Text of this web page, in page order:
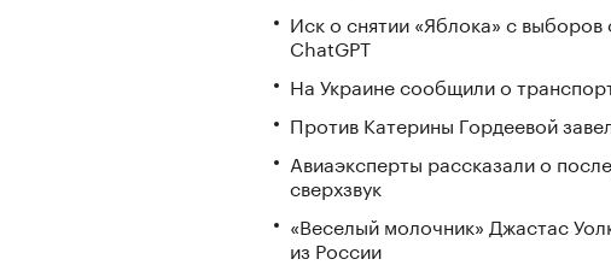
Иск о снятии «Яблока» с
ChatGPT
На Украине сообщили о
Против Катерины Гордеевой
Авиаэксперты рассказали о
сверхзвук
«Веселый молочник» Джастас
из России